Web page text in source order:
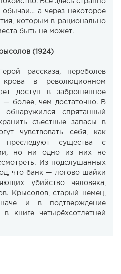
а через некоторое
которым в рационально
быть не может.
(1924)
рассказа, переболев
в революционном
доступ в заброшенное
— более, чем достаточно. В
спрятанный
съестные запасы в
чувствовать себя, как
существа с
но ни одно из них не
Из подслушанных
что банк — логово шайки
убийство человека,
Крысолов, старый немец,
и в подтверждение
книге четырёхсотлетней